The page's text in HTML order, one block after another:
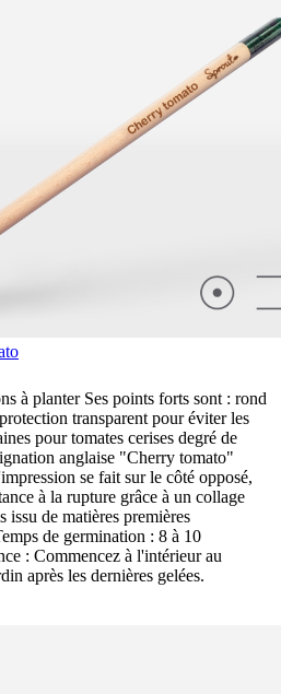
à planter Ses points forts sont : rond
transparent pour éviter les
pour tomates cerises degré de
anglaise "Cherry tomato"
se fait sur le côté opposé,
à la rupture grâce à un collage
issu de matières premières
de germination : 8 à 10
: Commencez à l'intérieur au
après les dernières gelées.